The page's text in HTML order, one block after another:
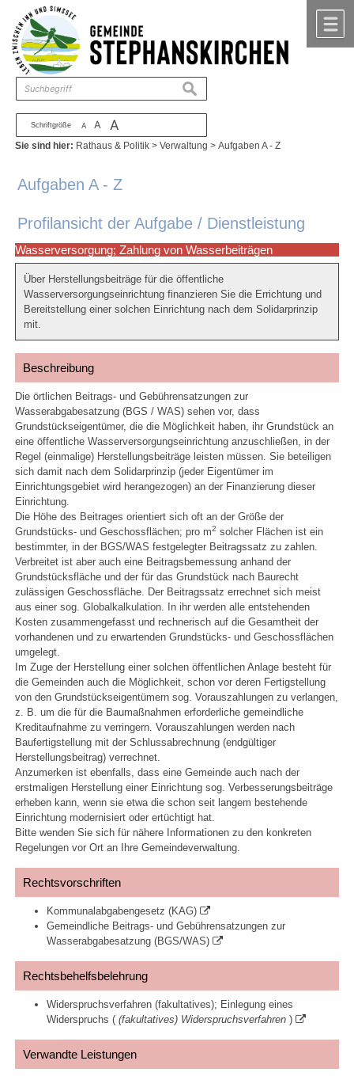
Zum Inhalt ,zur Navigation
Schriftgröße A A A
suchen
Sie sind hier: Rathaus & Politik >Verwaltung >Aufgaben A - Z
Aufgaben A - Z
Profilansicht der Aufgabe / Dienstleistung
Wasserversorgung; Zahlung von Wasserbeiträgen
Über Herstellungsbeiträge für die öffentliche
Wasserversorgungseinrichtung finanzieren Sie die Errichtung und
Bereitstellung einer solchen Einrichtung nach dem Solidarprinzip
mit.
Beschreibung
Die örtlichen Beitrags- und Gebührensatzungen zur
Wasserabgabesatzung (BGS / WAS) sehen vor, dass
Grundstückseigentümer, die die Möglichkeit haben, ihr Grundstück an
eine öffentliche Wasserversorgungseinrichtung anzuschließen, in der
Regel (einmalige) Herstellungsbeiträge leisten müssen. Sie beteiligen
sich damit nach dem Solidarprinzip (jeder Eigentümer im
Einrichtungsgebiet wird herangezogen) an der Finanzierung dieser
Einrichtung.
Die Höhe des Beitrages orientiert sich oft an der Größe der
Grundstücks- und Geschossflächen; pro m2 solcher Flächen ist ein
bestimmter, in der BGS/WAS festgelegter Beitragssatz zu zahlen.
Verbreitet ist aber auch eine Beitragsbemessung anhand der
Grundstücksfläche und der für das Grundstück nach Baurecht
zulässigen Geschossfläche. Der Beitragssatz errechnet sich meist
aus einer sog. Globalkalkulation. In ihr werden alle entstehenden
Kosten zusammengefasst und rechnerisch auf die Gesamtheit der
vorhandenen und zu erwartenden Grundstücks- und Geschossflächen
umgelegt.
Im Zuge der Herstellung einer solchen öffentlichen Anlage besteht für
die Gemeinden auch die Möglichkeit, schon vor deren Fertigstellung
von den Grundstückseigentümern sog. Vorauszahlungen zu verlangen,
z. B. um die für die Baumaßnahmen erforderliche gemeindliche
Kreditaufnahme zu verringern. Vorauszahlungen werden nach
Baufertigstellung mit der Schlussabrechnung (endgültiger
Herstellungsbeitrag) verrechnet.
Anzumerken ist ebenfalls, dass eine Gemeinde auch nach der
erstmaligen Herstellung einer Einrichtung sog. Verbesserungsbeiträge
erheben kann, wenn sie etwa die schon seit langem bestehende
Einrichtung modernisiert oder ertüchtigt hat.
Bitte wenden Sie sich für nähere Informationen zu den konkreten
Regelungen vor Ort an Ihre Gemeindeverwaltung.
Rechtsvorschriften
Kommunalabgabengesetz (KAG)
Gemeindliche Beitrags- und Gebührensatzungen zur
Wasserabgabesatzung (BGS/WAS)
Rechtsbehelfsbelehrung
Widerspruchsverfahren (fakultatives); Einlegung eines
Widerspruchs ((fakultatives) Widerspruchsverfahren )
Verwandte Leistungen